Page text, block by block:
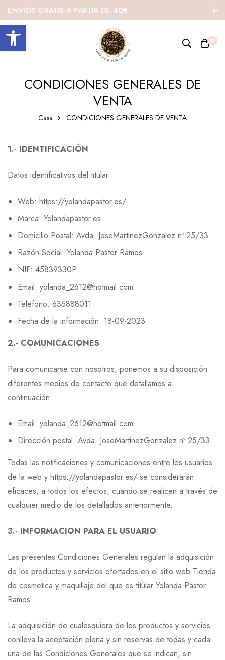
Abrir barra de herramientas
ENVÍOS GRATIS A PARTIR DE 40€
0
CONDICIONES GENERALES DE
VENTA
Casa CONDICIONES GENERALES DE VENTA
1.- IDENTIFICACIÓN
Datos identificativos del titular
Web: https://yolandapastor.es/
Marca: Yolandapastor.es
Domicilio Postal: Avda. JoseMartinezGonzalez nº 25/33
Razón Social: Yolanda Pastor Ramos
NIF: 45839330P
Email: yolanda_2612@hotmail.com
Telefono: 635888011
Fecha de la información: 18-09-2023
2.- COMUNICACIONES
Para comunicarse con nosotros, ponemos a su disposición
diferentes medios de contacto que detallamos a
continuación:
Email: yolanda_2612@hotmail.com
Dirección postal: Avda. JoseMartinezGonzalez nº 25/33
Todas las notificaciones y comunicaciones entre los usuarios
de la web y https://yolandapastor.es/ se considerarán
eficaces, a todos los efectos, cuando se realicen a través de
cualquier medio de los detallados anteriormente.
3.- INFORMACION PARA EL USUARIO
Las presentes Condiciones Generales regulan la adquisición
de los productos y servicios ofertados en el sitio web Tienda
de cosmetica y maquillaje del que es titular Yolanda Pastor
Ramos .
La adquisición de cualesquiera de los productos y servicios
conlleva la aceptación plena y sin reservas de todas y cada
una de las Condiciones Generales que se indican, sin